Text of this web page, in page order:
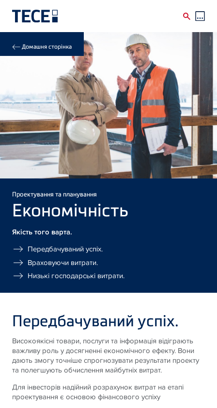
Breadcrumb
Домашня сторінка
Проектування та планування
Економічність
Якість того варта.
Передбачуваний успіх.
Враховуючи витрати.
Низькі господарські витрати.
Передбачуваний успіх.
Високоякісні товари, послуги та інформація відіграють
важливу роль у досягненні економічного ефекту. Вони
дають змогу точніше спрогнозувати результати проекту
та полегшують обчислення майбутніх витрат.
Для інвесторів надійний розрахунок витрат на етапі
проектування є основою фінансового успіху